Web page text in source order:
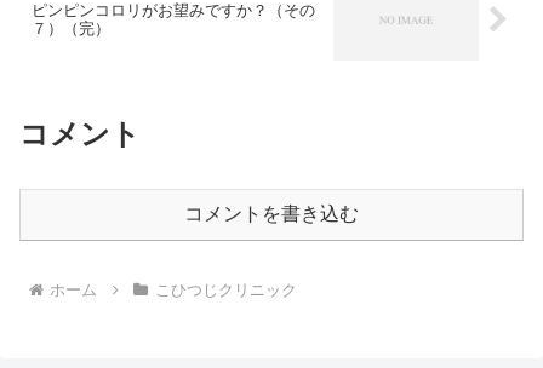
ピンピンコロリがお望みですか？（その
７）（完）
コメント
コメントを書き込む
ホーム こひつじクリニック